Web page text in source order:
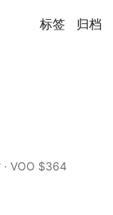
标签 归档
· VOO $364